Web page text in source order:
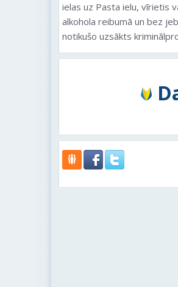
ielas uz Pasta ielu, vīrietis
alkohola reibumā un bez
notikušo uzsākts